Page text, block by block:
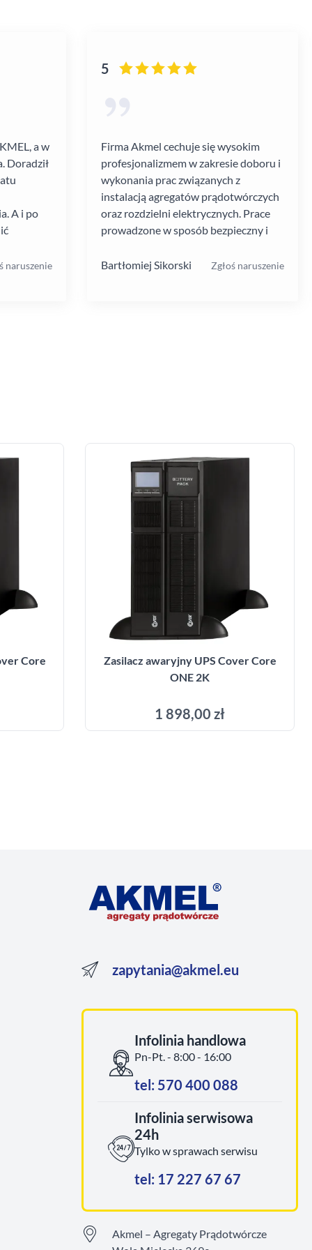
a w
Doradził
A i po
naruszenie
5
Firma Akmel cechuje się wysokim
profesjonalizmem w zakresie doboru i
wykonania prac związanych z
instalacją agregatów prądotwórczych
oraz rozdzielni elektrycznych. Prace
prowadzone w sposób bezpieczny i
Jakość i rodzaj stosowanych
Bartłomiej Sikorski Zgłoś naruszenie
Core
Zasilacz awaryjny UPS Cover Core
ONE 2K
1 898,00 zł
zapytania@akmel.eu
Infolinia handlowa
Pn-Pt. - 8:00 - 16:00
tel: 570 400 088
Infolinia serwisowa
24h
Tylko w sprawach serwisu
tel: 17 227 67 67
Akmel – Agregaty Prądotwórcze